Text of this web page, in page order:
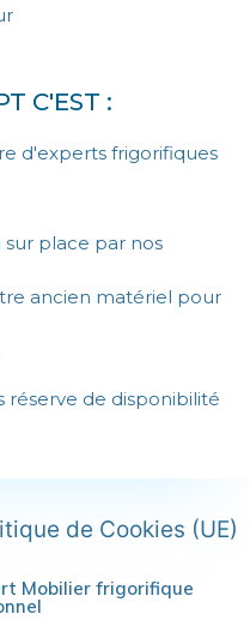
C'EST :
d'experts frigorifiques
sur place par nos
ancien matériel pour
réserve de disponibilité
de Cookies (UE)
Mobilier frigorifique